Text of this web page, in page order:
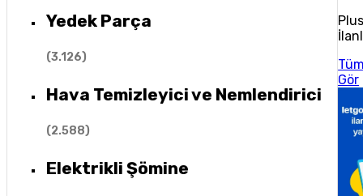
Yedek Parça
(3.126)
Hava Temizleyici ve Nemlendirici
(2.588)
Elektrikli Şömine
Gör